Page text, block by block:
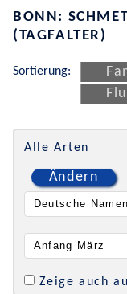
BONN:
(TAGFALTER)
Sortierung:
Alle Arten
Ändern
Zeige auch